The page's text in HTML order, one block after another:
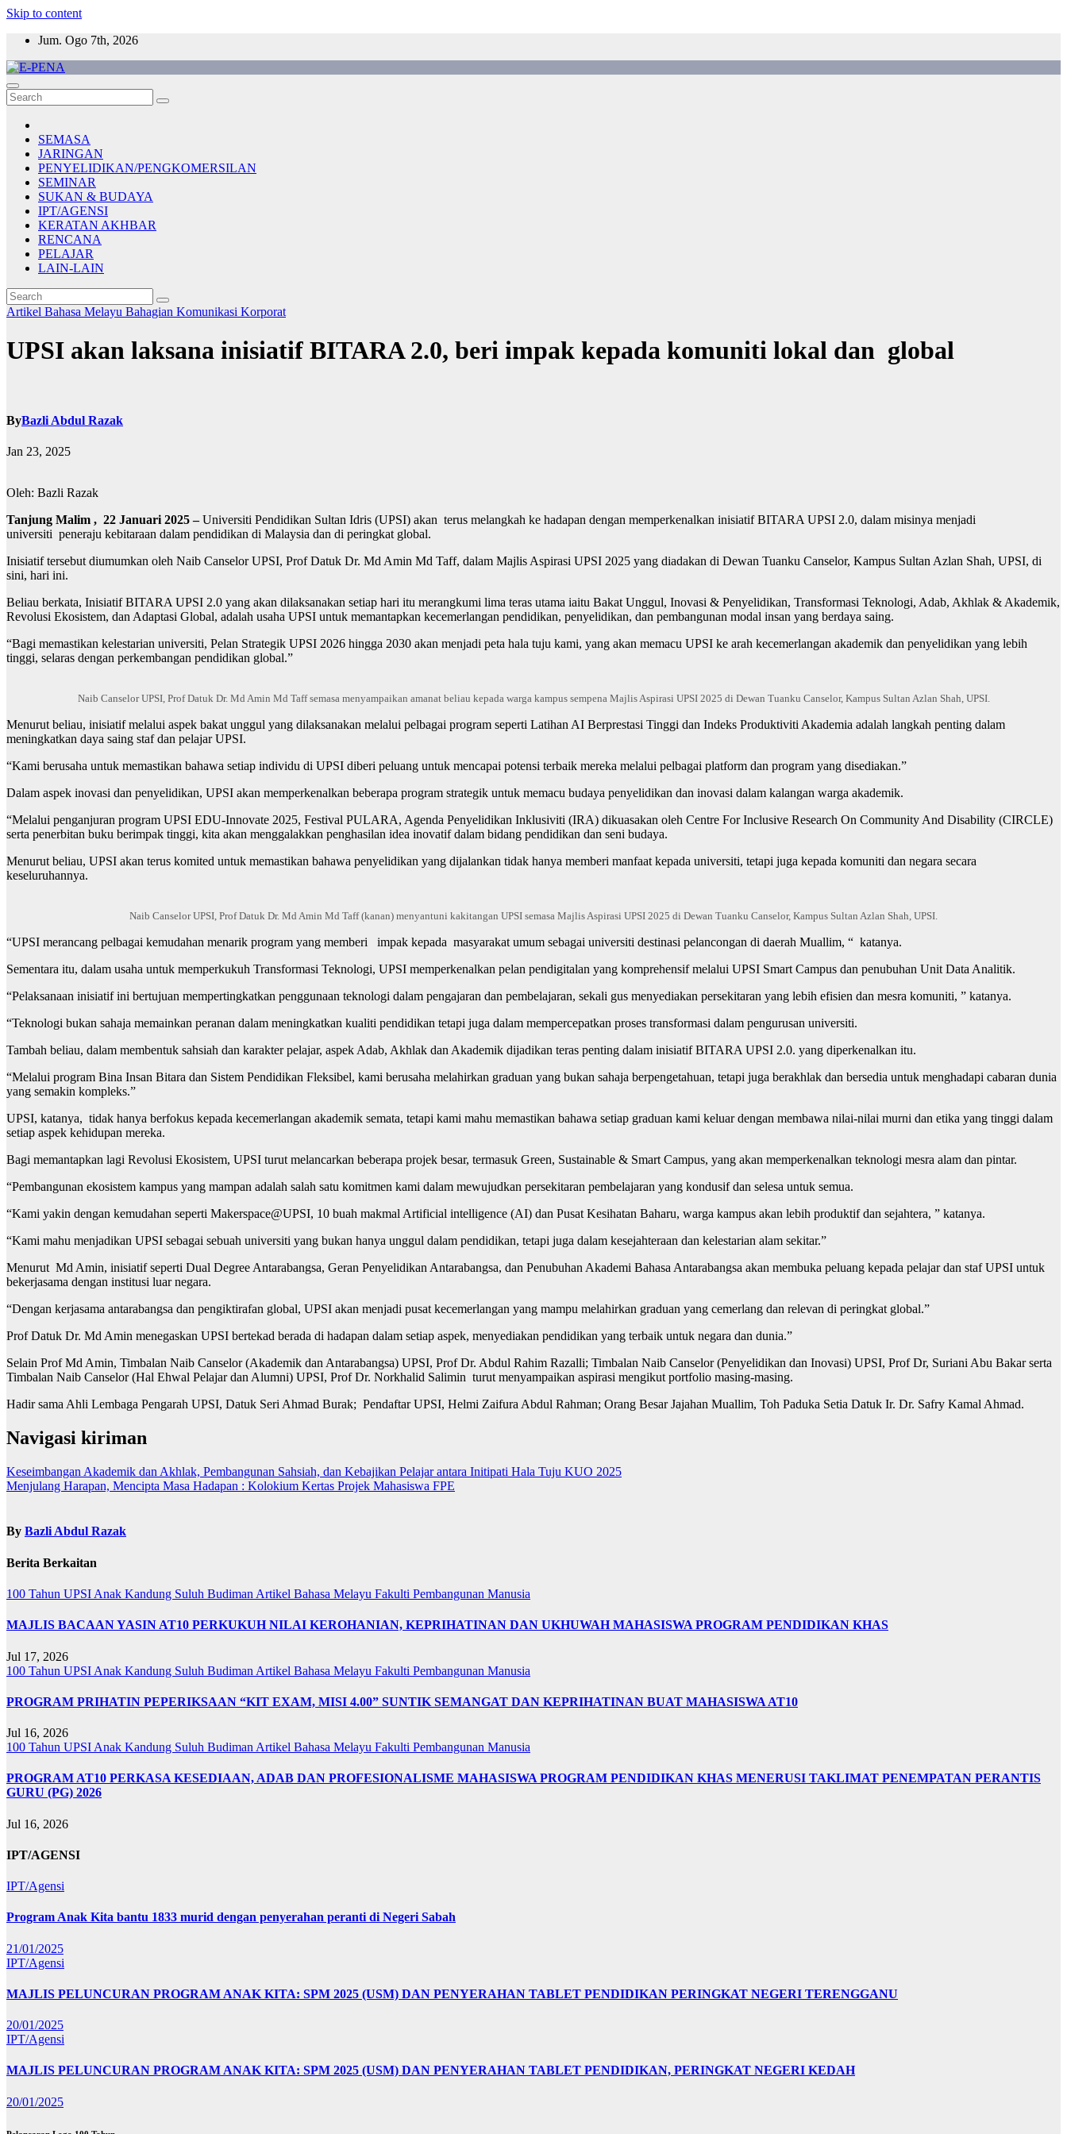
Skip to content
Jum. Ogo 7th, 2026
E-PENA
Berita Digital Terkini
SEMASA
JARINGAN
PENYELIDIKAN/PENGKOMERSILAN
SEMINAR
SUKAN & BUDAYA
IPT/AGENSI
KERATAN AKHBAR
RENCANA
PELAJAR
LAIN-LAIN
Artikel Bahasa Melayu Bahagian Komunikasi Korporat
UPSI akan laksana inisiatif BITARA 2.0, beri impak kepada komuniti lokal dan global
ByBazli Abdul Razak
Jan 23, 2025
Oleh: Bazli Razak
Tanjung Malim , 22 Januari 2025 –Universiti Pendidikan Sultan Idris (UPSI) akan terus melangkah ke hadapan dengan memperkenalkan inisiatif BITARA UPSI 2.0, dalam misinya menjadi
universiti peneraju kebitaraan dalam pendidikan di Malaysia dan di peringkat global.
Inisiatif tersebut diumumkan oleh Naib Canselor UPSI, Prof Datuk Dr. Md Amin Md Taff, dalam Majlis Aspirasi UPSI 2025 yang diadakan di Dewan Tuanku Canselor, Kampus Sultan Azlan Shah, UPSI, di
sini, hari ini.
Beliau berkata, Inisiatif BITARA UPSI 2.0 yang akan dilaksanakan setiap hari itu merangkumi lima teras utama iaitu Bakat Unggul, Inovasi & Penyelidikan, Transformasi Teknologi, Adab, Akhlak & Akademik,
Revolusi Ekosistem, dan Adaptasi Global, adalah usaha UPSI untuk memantapkan kecemerlangan pendidikan, penyelidikan, dan pembangunan modal insan yang berdaya saing.
“Bagi memastikan kelestarian universiti, Pelan Strategik UPSI 2026 hingga 2030 akan menjadi peta hala tuju kami, yang akan memacu UPSI ke arah kecemerlangan akademik dan penyelidikan yang lebih
tinggi, selaras dengan perkembangan pendidikan global.”
Naib Canselor UPSI, Prof Datuk Dr. Md Amin Md Taff semasa menyampaikan amanat beliau kepada warga kampus sempena Majlis Aspirasi UPSI 2025 di Dewan Tuanku Canselor, Kampus Sultan Azlan Shah, UPSI.
Menurut beliau, inisiatif melalui aspek bakat unggul yang dilaksanakan melalui pelbagai program seperti Latihan AI Berprestasi Tinggi dan Indeks Produktiviti Akademia adalah langkah penting dalam
meningkatkan daya saing staf dan pelajar UPSI.
“Kami berusaha untuk memastikan bahawa setiap individu di UPSI diberi peluang untuk mencapai potensi terbaik mereka melalui pelbagai platform dan program yang disediakan.”
Dalam aspek inovasi dan penyelidikan, UPSI akan memperkenalkan beberapa program strategik untuk memacu budaya penyelidikan dan inovasi dalam kalangan warga akademik.
“Melalui penganjuran program UPSI EDU-Innovate 2025, Festival PULARA, Agenda Penyelidikan Inklusiviti (IRA) dikuasakan oleh Centre For Inclusive Research On Community And Disability (CIRCLE)
serta penerbitan buku berimpak tinggi, kita akan menggalakkan penghasilan idea inovatif dalam bidang pendidikan dan seni budaya.
Menurut beliau, UPSI akan terus komited untuk memastikan bahawa penyelidikan yang dijalankan tidak hanya memberi manfaat kepada universiti, tetapi juga kepada komuniti dan negara secara
keseluruhannya.
Naib Canselor UPSI, Prof Datuk Dr. Md Amin Md Taff (kanan) menyantuni kakitangan UPSI semasa Majlis Aspirasi UPSI 2025 di Dewan Tuanku Canselor, Kampus Sultan Azlan Shah, UPSI.
“UPSI merancang pelbagai kemudahan menarik program yang memberi impak kepada masyarakat umum sebagai universiti destinasi pelancongan di daerah Muallim, “ katanya.
Sementara itu, dalam usaha untuk memperkukuh Transformasi Teknologi, UPSI memperkenalkan pelan pendigitalan yang komprehensif melalui UPSI Smart Campus dan penubuhan Unit Data Analitik.
“Pelaksanaan inisiatif ini bertujuan mempertingkatkan penggunaan teknologi dalam pengajaran dan pembelajaran, sekali gus menyediakan persekitaran yang lebih efisien dan mesra komuniti, ” katanya.
“Teknologi bukan sahaja memainkan peranan dalam meningkatkan kualiti pendidikan tetapi juga dalam mempercepatkan proses transformasi dalam pengurusan universiti.
Tambah beliau, dalam membentuk sahsiah dan karakter pelajar, aspek Adab, Akhlak dan Akademik dijadikan teras penting dalam inisiatif BITARA UPSI 2.0. yang diperkenalkan itu.
“Melalui program Bina Insan Bitara dan Sistem Pendidikan Fleksibel, kami berusaha melahirkan graduan yang bukan sahaja berpengetahuan, tetapi juga berakhlak dan bersedia untuk menghadapi cabaran dunia
yang semakin kompleks.”
UPSI, katanya, tidak hanya berfokus kepada kecemerlangan akademik semata, tetapi kami mahu memastikan bahawa setiap graduan kami keluar dengan membawa nilai-nilai murni dan etika yang tinggi dalam
setiap aspek kehidupan mereka.
Bagi memantapkan lagi Revolusi Ekosistem, UPSI turut melancarkan beberapa projek besar, termasuk Green, Sustainable & Smart Campus, yang akan memperkenalkan teknologi mesra alam dan pintar.
“Pembangunan ekosistem kampus yang mampan adalah salah satu komitmen kami dalam mewujudkan persekitaran pembelajaran yang kondusif dan selesa untuk semua.
“Kami yakin dengan kemudahan seperti Makerspace@UPSI, 10 buah makmal Artificial intelligence (AI) dan Pusat Kesihatan Baharu, warga kampus akan lebih produktif dan sejahtera, ” katanya.
“Kami mahu menjadikan UPSI sebagai sebuah universiti yang bukan hanya unggul dalam pendidikan, tetapi juga dalam kesejahteraan dan kelestarian alam sekitar.”
Menurut Md Amin, inisiatif seperti Dual Degree Antarabangsa, Geran Penyelidikan Antarabangsa, dan Penubuhan Akademi Bahasa Antarabangsa akan membuka peluang kepada pelajar dan staf UPSI untuk
bekerjasama dengan institusi luar negara.
“Dengan kerjasama antarabangsa dan pengiktirafan global, UPSI akan menjadi pusat kecemerlangan yang mampu melahirkan graduan yang cemerlang dan relevan di peringkat global.”
Prof Datuk Dr. Md Amin menegaskan UPSI bertekad berada di hadapan dalam setiap aspek, menyediakan pendidikan yang terbaik untuk negara dan dunia.”
Selain Prof Md Amin, Timbalan Naib Canselor (Akademik dan Antarabangsa) UPSI, Prof Dr. Abdul Rahim Razalli; Timbalan Naib Canselor (Penyelidikan dan Inovasi) UPSI, Prof Dr, Suriani Abu Bakar serta
Timbalan Naib Canselor (Hal Ehwal Pelajar dan Alumni) UPSI, Prof Dr. Norkhalid Salimin turut menyampaikan aspirasi mengikut portfolio masing-masing.
Hadir sama Ahli Lembaga Pengarah UPSI, Datuk Seri Ahmad Burak; Pendaftar UPSI, Helmi Zaifura Abdul Rahman; Orang Besar Jajahan Muallim, Toh Paduka Setia Datuk Ir. Dr. Safry Kamal Ahmad.
Navigasi kiriman
Keseimbangan Akademik dan Akhlak, Pembangunan Sahsiah, dan Kebajikan Pelajar antara Initipati Hala Tuju KUO 2025
Menjulang Harapan, Mencipta Masa Hadapan : Kolokium Kertas Projek Mahasiswa FPE
By Bazli Abdul Razak
Berita Berkaitan
100 Tahun UPSI Anak Kandung Suluh Budiman Artikel Bahasa Melayu Fakulti Pembangunan Manusia
MAJLIS BACAAN YASIN AT10 PERKUKUH NILAI KEROHANIAN, KEPRIHATINAN DAN UKHUWAH MAHASISWA PROGRAM PENDIDIKAN KHAS
Jul 17, 2026
100 Tahun UPSI Anak Kandung Suluh Budiman Artikel Bahasa Melayu Fakulti Pembangunan Manusia
PROGRAM PRIHATIN PEPERIKSAAN “KIT EXAM, MISI 4.00” SUNTIK SEMANGAT DAN KEPRIHATINAN BUAT MAHASISWA AT10
Jul 16, 2026
100 Tahun UPSI Anak Kandung Suluh Budiman Artikel Bahasa Melayu Fakulti Pembangunan Manusia
PROGRAM AT10 PERKASA KESEDIAAN, ADAB DAN PROFESIONALISME MAHASISWA PROGRAM PENDIDIKAN KHAS MENERUSI TAKLIMAT PENEMPATAN PERANTIS
GURU (PG) 2026
Jul 16, 2026
IPT/AGENSI
IPT/Agensi
Program Anak Kita bantu 1833 murid dengan penyerahan peranti di Negeri Sabah
21/01/2025
IPT/Agensi
MAJLIS PELUNCURAN PROGRAM ANAK KITA: SPM 2025 (USM) DAN PENYERAHAN TABLET PENDIDIKAN PERINGKAT NEGERI TERENGGANU
20/01/2025
IPT/Agensi
MAJLIS PELUNCURAN PROGRAM ANAK KITA: SPM 2025 (USM) DAN PENYERAHAN TABLET PENDIDIKAN, PERINGKAT NEGERI KEDAH
20/01/2025